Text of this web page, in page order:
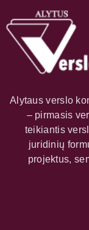
Alytaus verslo
– pirmasis
teikiantis
juridinių
projektus,